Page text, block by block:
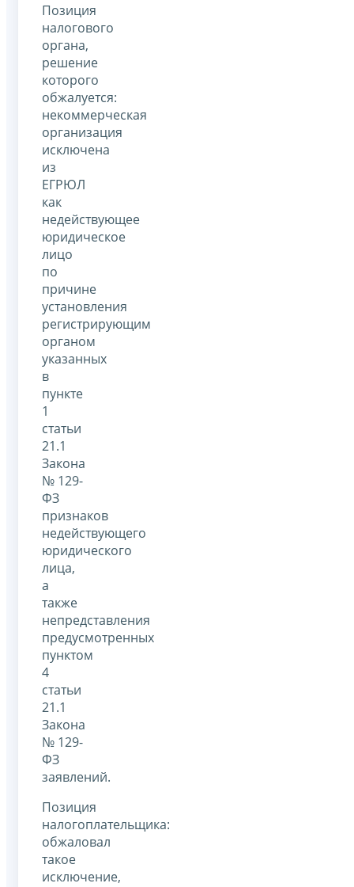
Позиция
налогового
органа,
решение
которого
обжалуется:
некоммерческая
организация
исключена
из
ЕГРЮЛ
как
недействующее
юридическое
лицо
по
причине
установления
регистрирующим
органом
указанных
в
пункте
1
статьи
21.1
Закона
№ 129-
ФЗ
признаков
недействующего
юридического
лица,
а
также
непредставления
предусмотренных
пунктом
4
статьи
21.1
Закона
№ 129-
ФЗ
заявлений.
Позиция
налогоплательщика:
обжаловал
такое
исключение,